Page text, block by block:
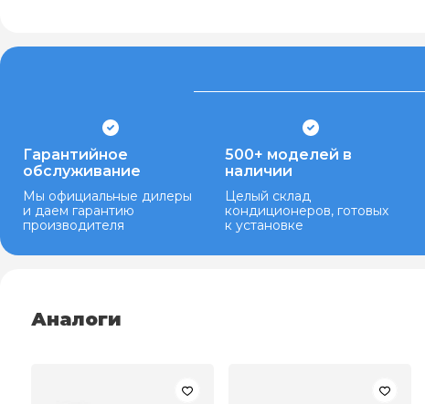
Гарантийное
обслуживание
Мы официальные дилеры
и даем гарантию
производителя
500+ моделей в
наличии
Целый склад
кондиционеров, готовых
к установке
Аналоги